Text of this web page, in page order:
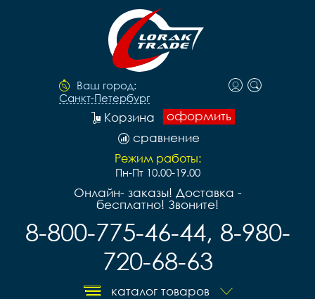
Ваш город:
Санкт-Петербург
оформить
Корзина
сравнение
Режим работы:
Пн-Пт 10.00-19.00
Онлайн- заказы! Доставка -
бесплатно! Звоните!
8-800-775-46-44, 8-980-
720-68-63
каталог товаров